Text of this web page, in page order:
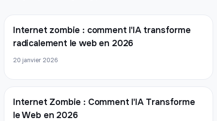
Internet zombie : comment l'IA transforme
radicalement le web en 2026
20 janvier 2026
Internet Zombie : Comment l'IA Transforme
le Web en 2026